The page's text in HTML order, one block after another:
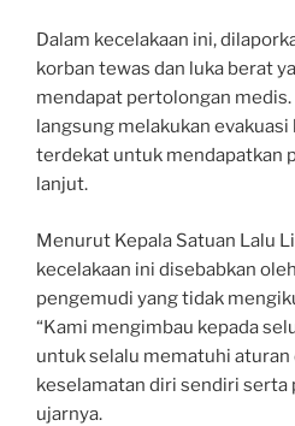
Dalam kecelakaan ini,
korban tewas dan luka berat
mendapat pertolongan
langsung melakukan
terdekat untuk mendapatkan
lanjut.
Menurut Kepala Satuan Lalu
kecelakaan ini disebabkan
pengemudi yang tidak
“Kami mengimbau kepada
untuk selalu mematuhi
keselamatan diri sendiri serta
ujarnya.